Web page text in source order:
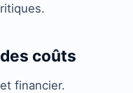
coûts
financier.